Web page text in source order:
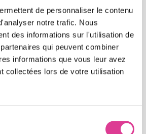
de personnaliser le contenu
notre trafic. Nous
des informations sur l'utilisation de
qui peuvent combiner
informations que vous leur avez
collectées lors de votre utilisation
des canettes en acier et en
inévitablement à la
Grâce notamment à une
les mêler avec d’autres